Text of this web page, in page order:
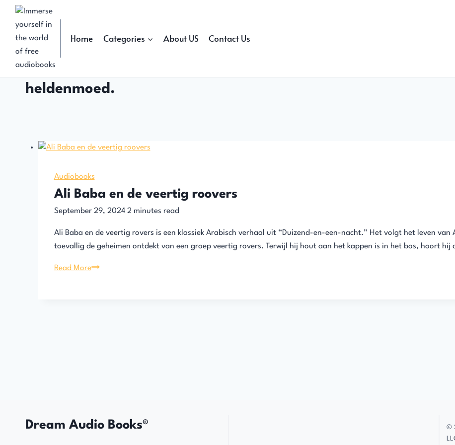
content
Home Categories About US Contact Us
heldenmoed.
Audiobooks
Ali Baba en de veertig roovers
September 29, 2024 2 minutes read
Ali Baba en de veertig rovers is een klassiek Arabisch verhaal uit “Duizend-en-een-nacht.” Het volgt het leven van
toevallig de geheimen ontdekt van een groep veertig rovers. Terwijl hij hout aan het kappen is in het bos, hoort
Read MoreAli
Dream Audio Books®
©